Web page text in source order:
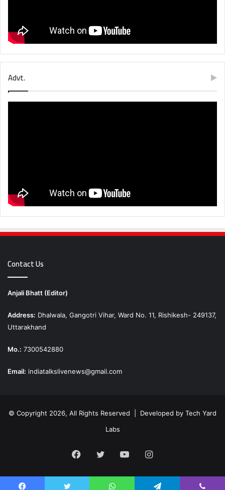
Advt.
Contact Us
Anjali Bhatt (Editor)
Address: Dhalwala, Gangotri Vihar, Ward No. 11, Rishikesh- 249137,
Uttarakhand
Mo.: 7300542880
Email: indiatalkslivenews@gmail.com
© Copyright 2026, All Rights Reserved | Developed by Tech Yard
Labs
Facebook
Twitter YouTubeInstagram